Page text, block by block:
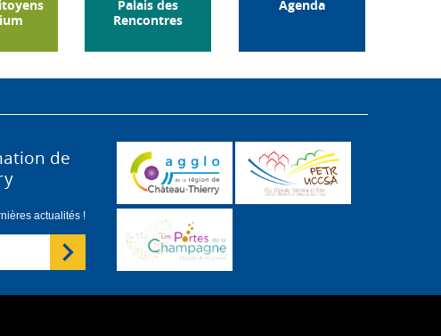
Palais des
Rencontres
Agenda
de
actualités !